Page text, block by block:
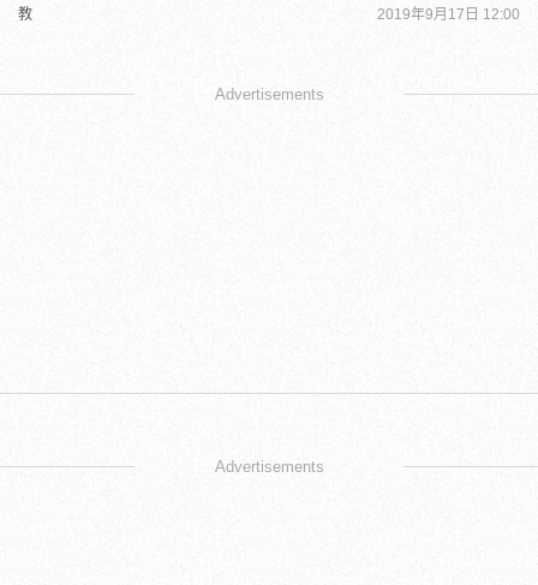
教 2019年9月17日 12:00
Advertisements
Advertisements